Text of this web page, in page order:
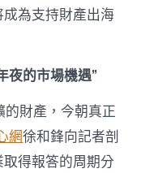
為支持財產出海
的市場機遇”
財產，今朝真正
網徐和鋒向記者剖
得報答的周期分